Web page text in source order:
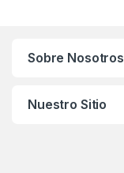
Sobre Nosotros
Nuestro Sitio